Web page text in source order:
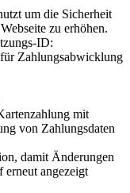
um die Sicherheit
zu erhöhen.
ID:
Zahlungsabwicklung
mit
von Zahlungsdaten
damit Änderungen
angezeigt